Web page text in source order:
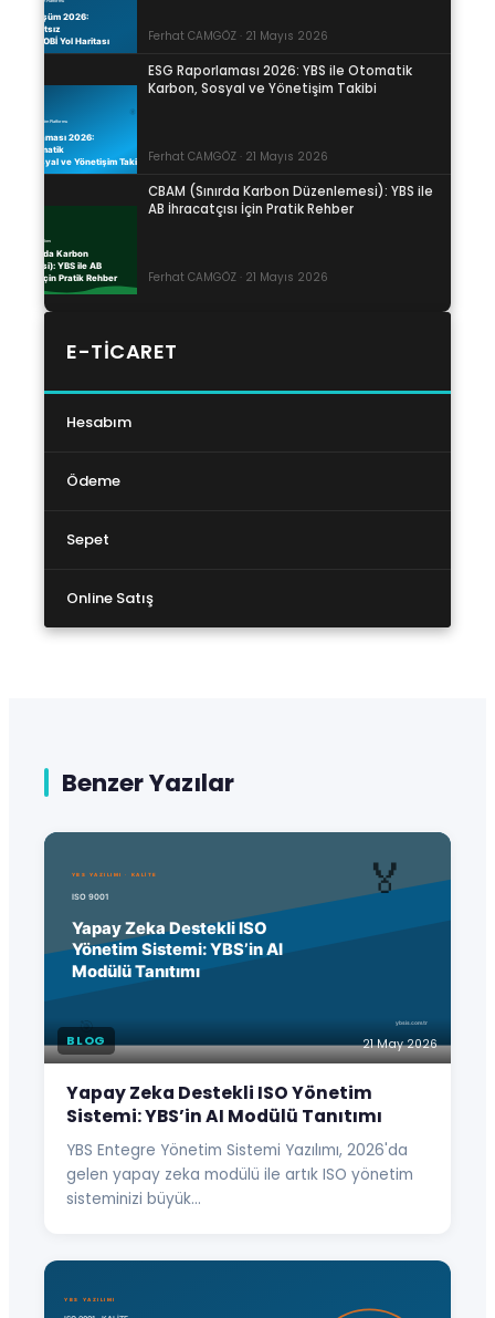
Ferhat CAMGÖZ · 21 Mayıs 2026
ESG Raporlaması 2026: YBS ile Otomatik
Karbon, Sosyal ve Yönetişim Takibi
Ferhat CAMGÖZ · 21 Mayıs 2026
CBAM (Sınırda Karbon Düzenlemesi): YBS ile
AB İhracatçısı İçin Pratik Rehber
Ferhat CAMGÖZ · 21 Mayıs 2026
E-TICARET
Hesabım
Ödeme
Sepet
Online Satış
Benzer Yazılar
BLOG 21 May 2026
Yapay Zeka Destekli ISO Yönetim
Sistemi: YBS’in AI Modülü Tanıtımı
YBS Entegre Yönetim Sistemi Yazılımı, 2026'da
gelen yapay zeka modülü ile artık ISO yönetim
sisteminizi büyük…